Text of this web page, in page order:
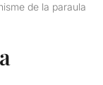
de la paraula